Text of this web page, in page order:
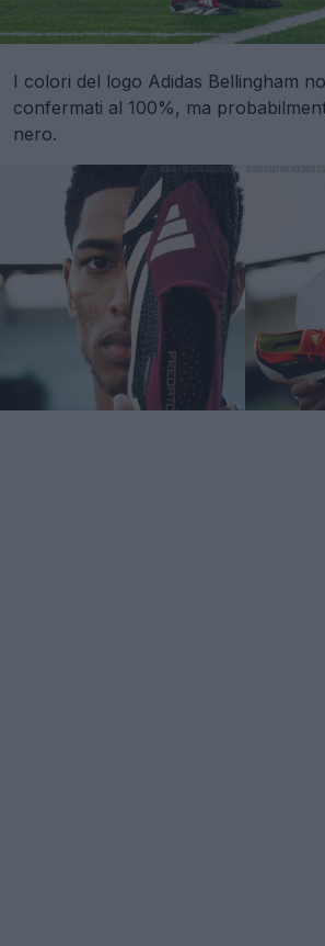
I colori del logo Adidas Bellingham
confermati al 100%, ma
nero.